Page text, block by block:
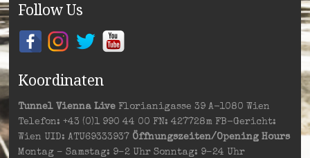
Follow Us
Koordinaten
Tunnel Vienna LiveFlorianigasse 39 A-1080 Wien
Telefon: +43 (0)1 990 44 00 FN: 427728m FB-Gericht:
Wien UID: ATU69333937 Öffnungszeiten/Opening Hours
Montag – Samstag: 9–2 Uhr Sonntag: 9–24 Uhr